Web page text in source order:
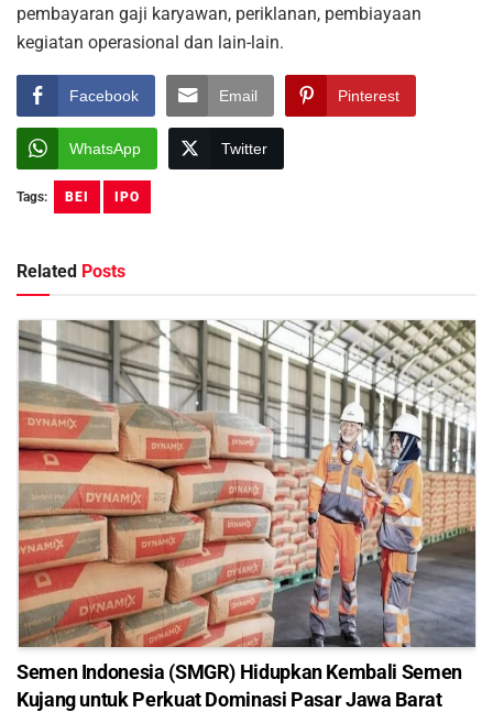
pembayaran gaji karyawan, periklanan, pembiayaan
kegiatan operasional dan lain-lain.
Facebook Email Pinterest
WhatsApp Twitter
Tags: BEI IPO
Related Posts
Semen Indonesia (SMGR) Hidupkan Kembali Semen
Kujang untuk Perkuat Dominasi Pasar Jawa Barat